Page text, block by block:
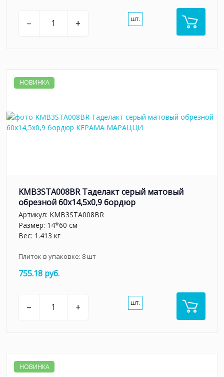
– + шт.
НОВИНКА
KMB3STA008BR Таделакт серый матовый
обрезной 60x14,5x0,9 бордюр
Артикул: KMB3STA008BR
Размер: 14*60 см
Вес: 1.413 кг
Плиток в упаковке: 8шт
755.18 руб.
– + шт.
НОВИНКА